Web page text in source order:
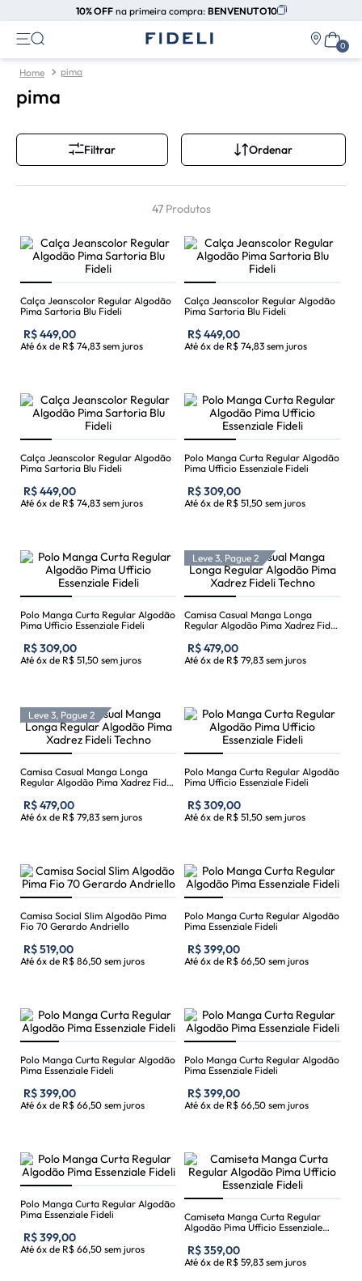
10% OFFna primeira compra: BENVENUTO10
pima
pima
Filtrar Ordenar
47 Produtos
Calça Jeanscolor Regular Algodão
Pima Sartoria Blu Fideli
R$449,00
Até 6x de R$ 74,83 sem juros
Calça Jeanscolor Regular Algodão
Pima Sartoria Blu Fideli
R$449,00
Até 6x de R$ 74,83 sem juros
Calça Jeanscolor Regular Algodão
Pima Sartoria Blu Fideli
R$449,00
Até 6x de R$ 74,83 sem juros
Polo Manga Curta Regular Algodão
Pima Ufficio Essenziale Fideli
R$309,00
Até 6x de R$ 51,50 sem juros
Polo Manga Curta Regular Algodão
Pima Ufficio Essenziale Fideli
R$309,00
Até 6x de R$ 51,50 sem juros
Leve 3, Pague 2
Camisa Casual Manga Longa
Regular Algodão Pima Xadrez Fideli
R$479,00
Até 6x de R$ 79,83 sem juros
Leve 3, Pague 2
Camisa Casual Manga Longa
Regular Algodão Pima Xadrez Fideli
R$479,00
Até 6x de R$ 79,83 sem juros
Polo Manga Curta Regular Algodão
Pima Ufficio Essenziale Fideli
R$309,00
Até 6x de R$ 51,50 sem juros
Camisa Social Slim Algodão Pima
Fio 70 Gerardo Andriello
R$519,00
Até 6x de R$ 86,50 sem juros
Polo Manga Curta Regular Algodão
Pima Essenziale Fideli
R$399,00
Até 6x de R$ 66,50 sem juros
Polo Manga Curta Regular Algodão
Pima Essenziale Fideli
R$399,00
Até 6x de R$ 66,50 sem juros
Polo Manga Curta Regular Algodão
Pima Essenziale Fideli
R$399,00
Até 6x de R$ 66,50 sem juros
Polo Manga Curta Regular Algodão
Pima Essenziale Fideli
R$399,00
Até 6x de R$ 66,50 sem juros
Camiseta Manga Curta Regular
Algodão Pima Ufficio Essenziale
R$359,00
Até 6x de R$ 59,83 sem juros